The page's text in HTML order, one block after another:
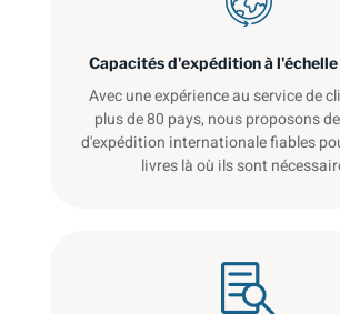
Capacités d'expédition à
Avec une expérience au service de
plus de 80 pays, nous proposons
d'expédition internationale fiables
livres là où ils sont